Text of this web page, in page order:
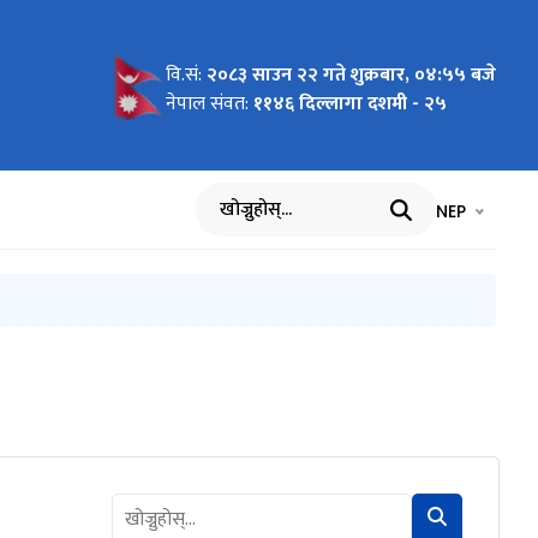
लागि
भएका
लागि
०४/२९
।! वि.सं: २०८३ साउन २२ गते शुक्रबार, ०४:५५ बजे
नेपाल संवत: ११४६ दिल्लागा दशमी - २५
खोज्नुहोस् भाषा चयन
NEP